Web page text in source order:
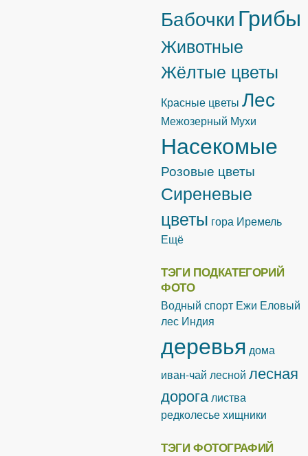
БабочкиГрибы
Животные
Жёлтые цветы
Красные цветы Лес
Межозерный Мухи
Насекомые
Розовые цветы
Сиреневые
цветы гора Иремель
Ещё
ТЭГИ ПОДКАТЕГОРИЙ
ФОТО
Водный спорт Ежи Еловый
лес Индия
деревья дома
иван-чай лесной лесная
дорога листва
редколесьехищники
ТЭГИ ФОТОГРАФИЙ